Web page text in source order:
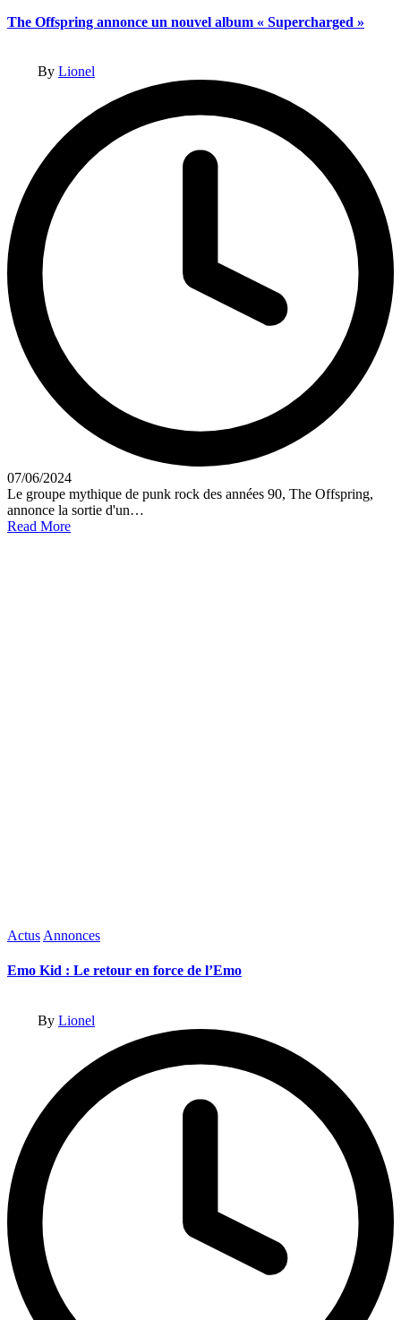
The Offspring annonce un nouvel album « Supercharged »
By Lionel
07/06/2024
Le groupe mythique de punk rock des années 90, The Offspring,
annonce la sortie d'un…
Read More
Posted
Actus Annonces
Emo Kid : Le retour en force de l’Emo
By Lionel